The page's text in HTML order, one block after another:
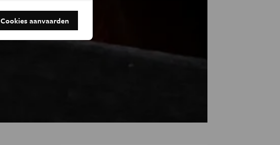
Cookies aanvaarden